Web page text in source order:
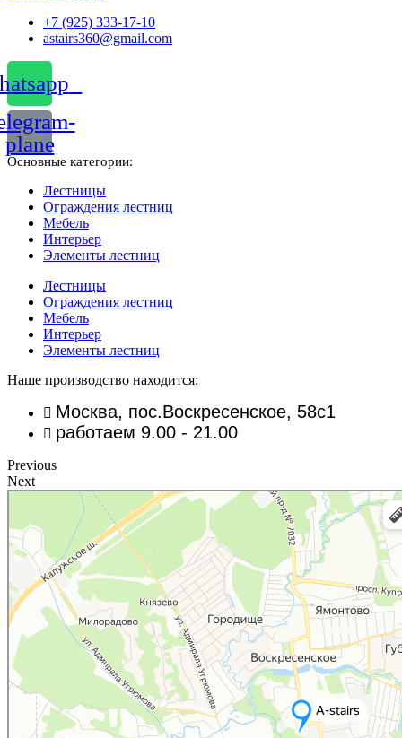
+7 (925) 333-17-10
astairs360@gmail.com
plane
Основные категории:
Лестницы
Ограждения лестниц
Мебель
Интерьер
Элементы лестниц
Лестницы
Ограждения лестниц
Мебель
Интерьер
Элементы лестниц
Наше производство находится:
Москва, пос.Воскресенское, 58с1
работаем 9.00 - 21.00
Previous
Next